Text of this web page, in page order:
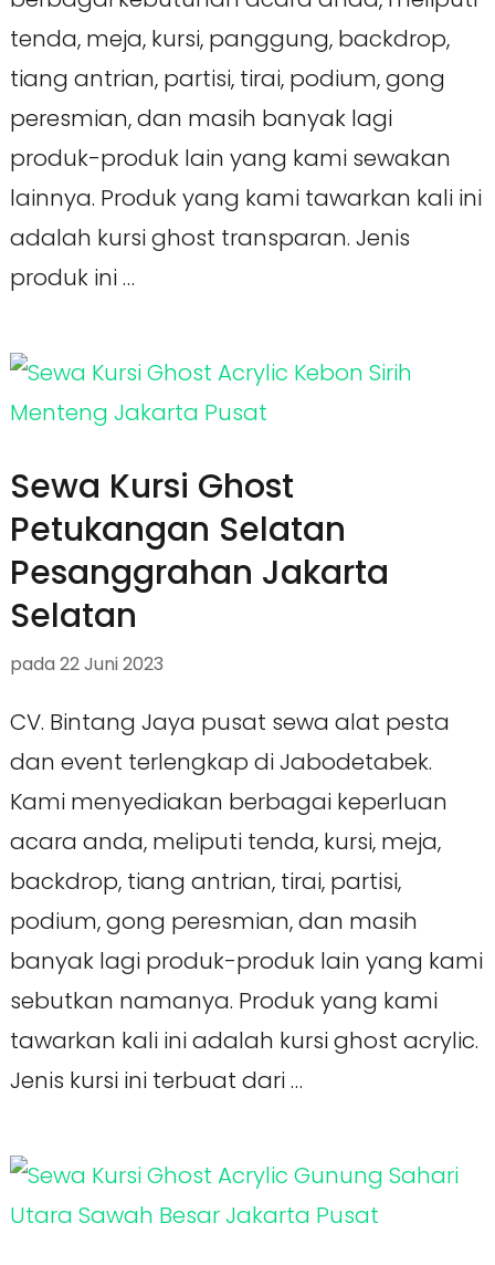
tenda, meja, kursi, panggung, backdrop,
tiang antrian, partisi, tirai, podium, gong
peresmian, dan masih banyak lagi
produk-produk lain yang kami sewakan
lainnya. Produk yang kami tawarkan kali ini
adalah kursi ghost transparan. Jenis
produk ini …
Sewa Kursi Ghost
Petukangan Selatan
Pesanggrahan Jakarta
Selatan
pada 22 Juni 2023
CV. Bintang Jaya pusat sewa alat pesta
dan event terlengkap di Jabodetabek.
Kami menyediakan berbagai keperluan
acara anda, meliputi tenda, kursi, meja,
backdrop, tiang antrian, tirai, partisi,
podium, gong peresmian, dan masih
banyak lagi produk-produk lain yang kami
sebutkan namanya. Produk yang kami
tawarkan kali ini adalah kursi ghost acrylic.
Jenis kursi ini terbuat dari …